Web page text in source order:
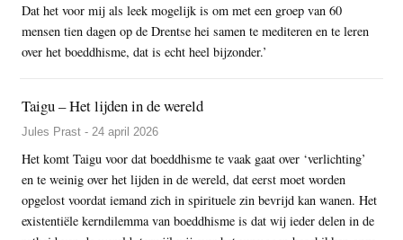
Dat het voor mij als leek mogelijk is om met een groep van 60
mensen tien dagen op de Drentse hei samen te mediteren en te leren
over het boeddhisme, dat is echt heel bijzonder.’
Taigu – Het lijden in de wereld
Jules Prast - 24 april 2026
Het komt Taigu voor dat boeddhisme te vaak gaat over ‘verlichting’
en te weinig over het lijden in de wereld, dat eerst moet worden
opgelost voordat iemand zich in spirituele zin bevrijd kan wanen. Het
existentiële kerndilemma van boeddhisme is dat wij ieder delen in de